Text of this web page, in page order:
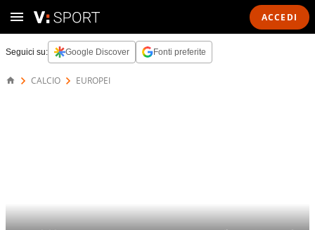
ACCEDI
Seguici su: Google Discover Fonti preferite
CALCIO EUROPEI